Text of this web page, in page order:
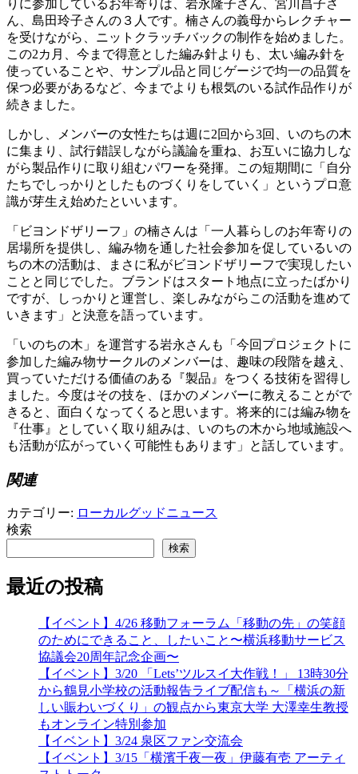
りに参加しているお年寄りは、岩永隆子さん、宮川昌子さ
ん、島田玲子さんの３人です。楠さんの義母からレクチャー
を受けながら、ニットクラッチバックの制作を始めました。
この2カ月、今まで得意とした編み針よりも、太い編み針を
使っていることや、サンプル品と同じゲージで均一の品質を
保つ必要があるなど、今までよりも根気のいる試作品作りが
続きました。
しかし、メンバーの女性たちは週に2回から3回、いのちの木
に集まり、試行錯誤しながら議論を重ね、お互いに協力しな
がら製品作りに取り組むパワーを発揮。この短期間に「自分
たちでしっかりとしたものづくりをしていく」というプロ意
識が芽生え始めたといいます。
「ビヨンドザリーフ」の楠さんは「一人暮らしのお年寄りの
居場所を提供し、編み物を通した社会参加を促しているいの
ちの木の活動は、まさに私がビヨンドザリーフで実現したい
ことと同じでした。ブランドはスタート地点に立ったばかり
ですが、しっかりと運営し、楽しみながらこの活動を進めて
いきます」と決意を語っています。
「いのちの木」を運営する岩永さんも「今回プロジェクトに
参加した編み物サークルのメンバーは、趣味の段階を越え、
買っていただける価値のある『製品』をつくる技術を習得し
ました。今度はその技を、ほかのメンバーに教えることがで
きると、面白くなってくると思います。将来的には編み物を
『仕事』としていく取り組みは、いのちの木から地域施設へ
も活動が広がっていく可能性もあります」と話しています。
関連
カテゴリー: ローカルグッドニュース
検索
検索
最近の投稿
【イベント】4/26 移動フォーラム「移動の先」の笑顔
のためにできること、したいこと〜横浜移動サービス
協議会20周年記念企画〜
【イベント】3/20 「Lets’ツルスイ大作戦！」 13時30分
から鶴見小学校の活動報告ライブ配信も～「横浜の新
しい賑わいづくり」の観点から東京大学 大澤幸生教授
もオンライン特別参加
【イベント】3/24 泉区ファン交流会
【イベント】3/15「横濱千夜一夜」伊藤有壱 アーティ